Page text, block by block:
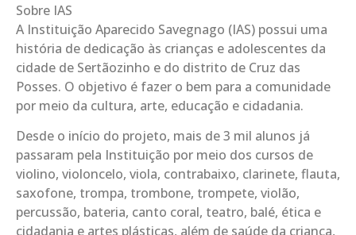
Sobre IAS
A Instituição Aparecido Savegnago (IAS) possui uma
história de dedicação às crianças e adolescentes da
cidade de Sertãozinho e do distrito de Cruz das
Posses. O objetivo é fazer o bem para a comunidade
por meio da cultura, arte, educação e cidadania.
Desde o início do projeto, mais de 3 mil alunos já
passaram pela Instituição por meio dos cursos de
violino, violoncelo, viola, contrabaixo, clarinete, flauta,
saxofone, trompa, trombone, trompete, violão,
percussão, bateria, canto coral, teatro, balé, ética e
cidadania e artes plásticas, além de saúde da criança,